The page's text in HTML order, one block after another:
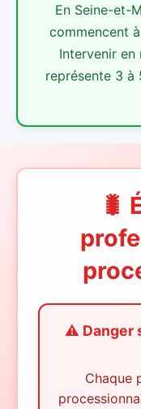
En Seine-et-
commencent
Intervenir
représente 3 à
🐛
⚠️ Danger
Chaque